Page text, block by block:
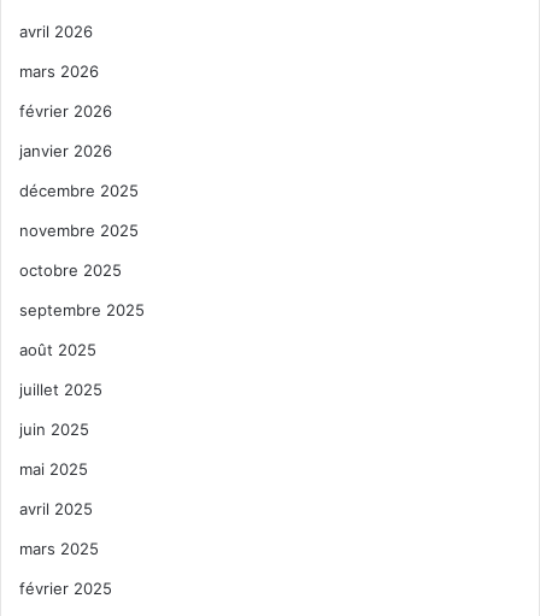
avril 2026
mars 2026
février 2026
janvier 2026
décembre 2025
novembre 2025
octobre 2025
septembre 2025
août 2025
juillet 2025
juin 2025
mai 2025
avril 2025
mars 2025
février 2025